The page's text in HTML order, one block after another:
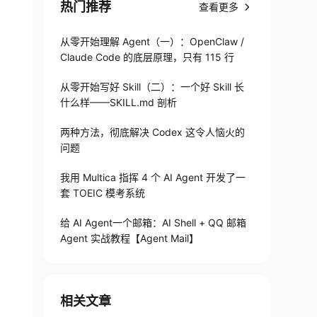
热门推荐 查看更多
从零开始理解 Agent（一）：OpenClaw /
Claude Code 的底层原理，只有 115 行
从零开始写好 Skill（二）：一个好 Skill 长
什么样——SKILL.md 剖析
两种方法，彻底解决 Codex 这令人恼火的
问题
我用 Multica 指挥 4 个 AI Agent 开发了一
套 TOEIC 模考系统
给 AI Agent一个邮箱：AI Shell + QQ 邮箱
Agent 实战教程【Agent Mail】
相关文章